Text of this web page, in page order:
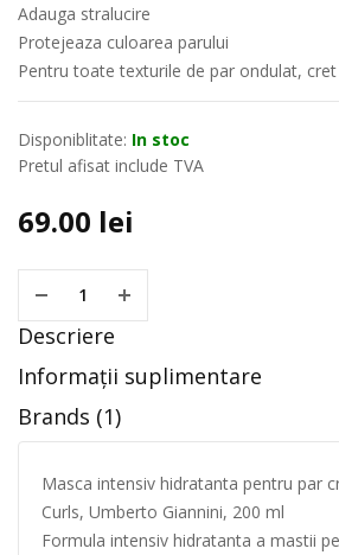
Adauga stralucire
Protejeaza culoarea parului
Pentru toate texturile de par ondulat,
Disponiblitate: In stoc
Pretul afisat include TVA
69.00 lei
Descriere
Informații suplimentare
Brands (1)
Masca intensiv hidratanta pentru par
Curls, Umberto Giannini, 200 ml
Formula intensiv hidratanta a mastii